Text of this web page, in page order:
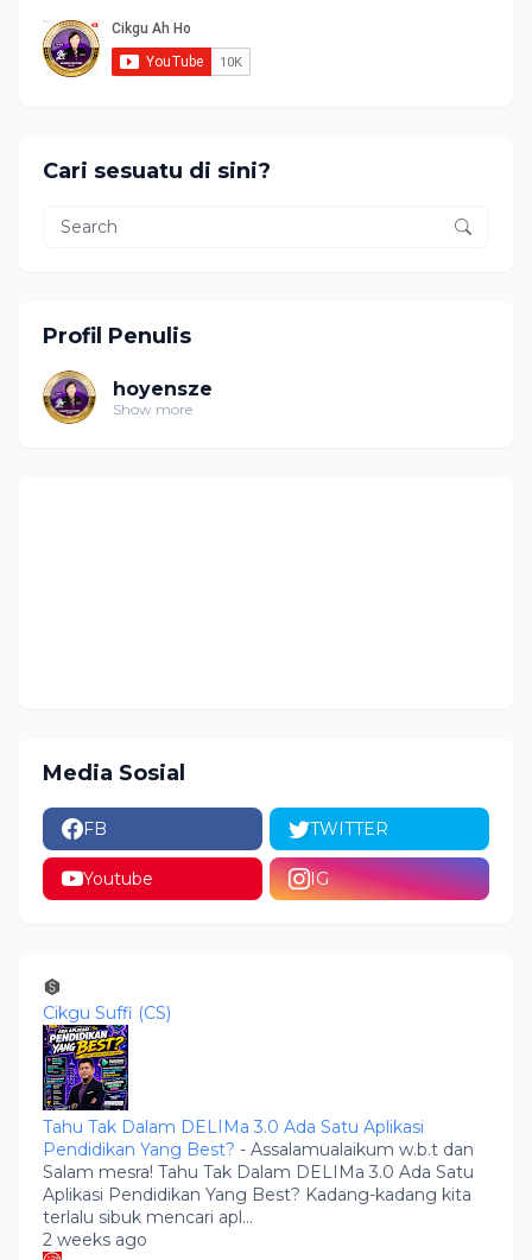
Cari sesuatu di sini?
Profil Penulis
hoyensze
Show more
Media Sosial
FB TWITTER
Youtube IG
Cikgu Suffi (CS)
Tahu Tak Dalam DELIMa 3.0 Ada Satu Aplikasi
Pendidikan Yang Best? - Assalamualaikum w.b.t dan
Salam mesra! Tahu Tak Dalam DELIMa 3.0 Ada Satu
Aplikasi Pendidikan Yang Best? Kadang-kadang kita
terlalu sibuk mencari apl...
2 weeks ago